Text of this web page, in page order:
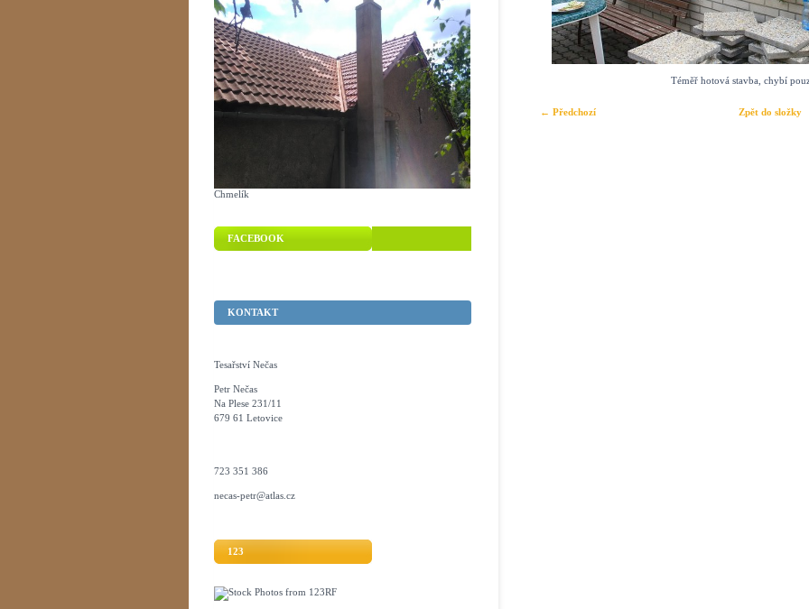
Téměř hotová stavba, chybí
← Předchozí Zpět do složky
Chmelík
FACEBOOK
KONTAKT
Tesařství Nečas
Petr Nečas
Na Plese 231/11
679 61 Letovice
723 351 386
necas-petr@atlas.cz
123